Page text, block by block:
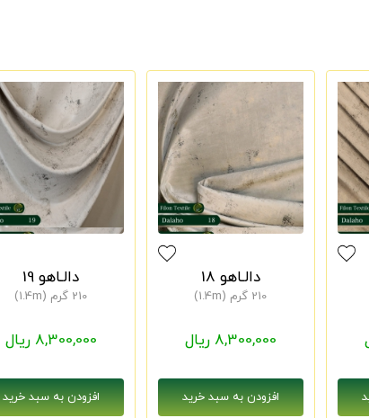
دالـاهو 18
210 گرم (1.4m)
8,300,000 ریال
دالـاهو 19
210 گرم (1.4m)
8,300,000 ریال